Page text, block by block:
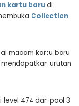
kartu baru di
Collection
macam kartu baru
urutan
level 474 dan pool 3